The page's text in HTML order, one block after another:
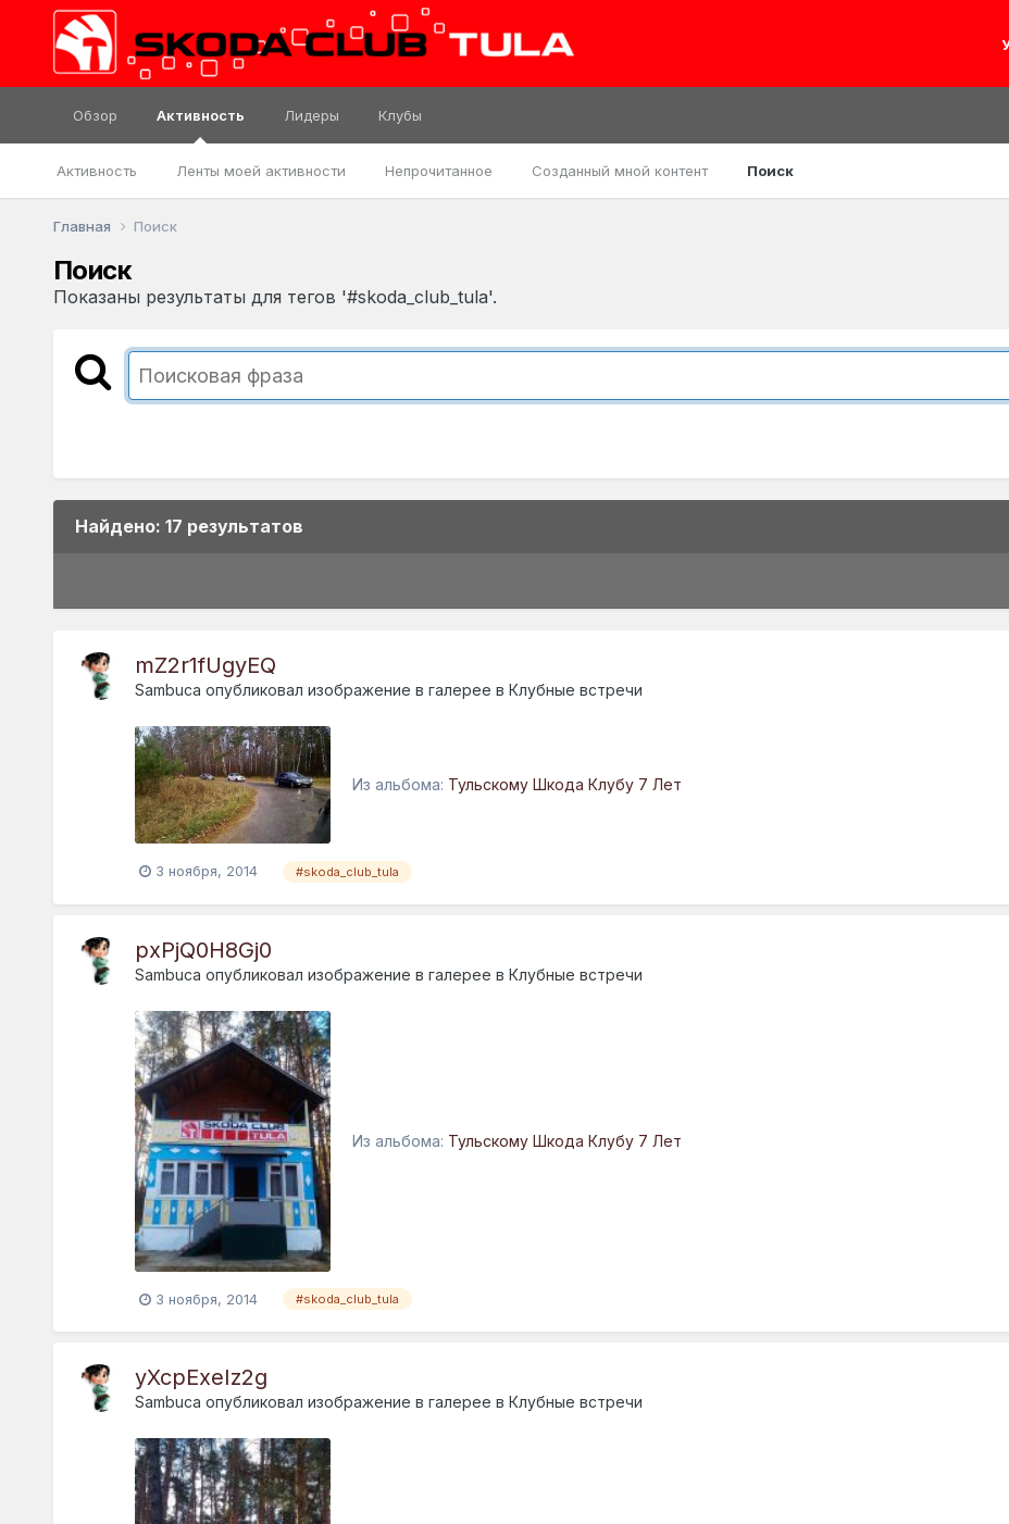
Обзор Активность
Активность Ленты моей активности Непрочитанное Созданный мной контент Поиск
Лидеры Клубы
Главная Поиск
Поиск
Показаны результаты для тегов '#skoda_club_tula'.
Найдено: 17 результатов
mZ2r1fUgyEQ
Sambuca опубликовал изображение в галерее в Клубные встречи
Из альбома: Тульскому Шкода Клубу 7 Лет
3 ноября, 2014 #skoda_club_tula
pxPjQ0H8Gj0
Sambuca опубликовал изображение в галерее в Клубные встречи
Из альбома: Тульскому Шкода Клубу 7 Лет
3 ноября, 2014 #skoda_club_tula
yXcpExeIz2g
Sambuca опубликовал изображение в галерее в Клубные встречи